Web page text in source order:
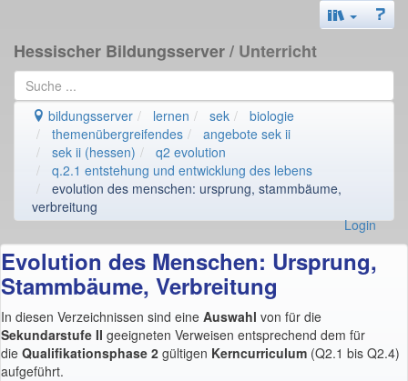
Hessischer Bildungsserver/ Unterricht
bildungsserver lernen sek
biologie
themenübergreifendes
angebote sek ii
sek ii (hessen)
q2 evolution
q.2.1 entstehung und entwicklung des lebens
evolution des menschen: ursprung, stammbäume,
verbreitung
Login
Evolution des Menschen: Ursprung,
Stammbäume, Verbreitung
In diesen Verzeichnissen sind eine Auswahl von für die
Sekundarstufe II geeigneten Verweisen entsprechend dem für
die Qualifikationsphase 2 gültigen Kerncurriculum (Q2.1 bis Q2.4)
aufgeführt.